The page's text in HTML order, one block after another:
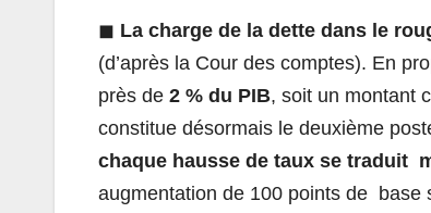
◼ La charge de la dette dans le
(d’après la Cour des comptes). En
près de 2 % du PIB, soit un montant
constitue désormais le deuxième
chaque hausse de taux se traduit
augmentation de 100 points de base